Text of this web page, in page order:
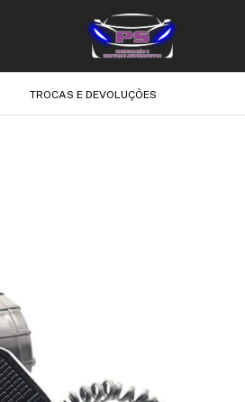
TROCAS E DEVOLUÇÕES